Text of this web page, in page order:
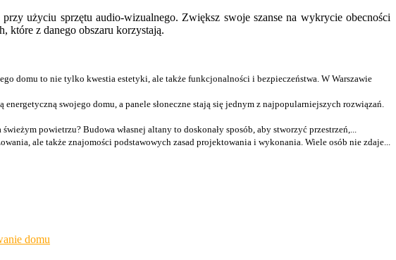
użyciu sprzętu audio-wizualnego. Zwiększ swoje szanse na wykrycie obecności
które z danego obszaru korzystają.
domu to nie tylko kwestia estetyki, ale także funkcjonalności i bezpieczeństwa. W Warszawie
energetyczną swojego domu, a panele słoneczne stają się jednym z najpopularniejszych rozwiązań.
powietrzu? Budowa własnej altany to doskonały sposób, aby stworzyć przestrzeń,...
ale także znajomości podstawowych zasad projektowania i wykonania. Wiele osób nie zdaje...
domu